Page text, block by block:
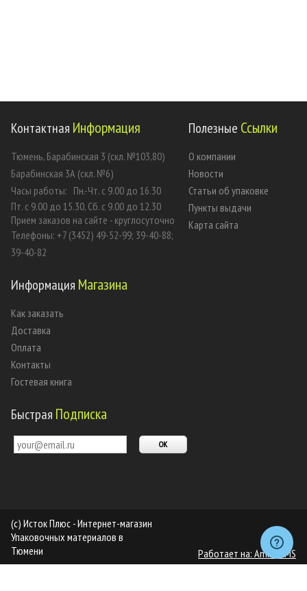
Контактная Информация
Тюмень, Барабинская 3 (скл. №103,80)
Барабинская 3А (скл. №6)
Часы работы: Пн.-Чт. с 9.00 до 16.30
Пт. с 9.00 до 15.30, Сб. с 9.00 до 12.30
Прием заказов на сайте - круглосуточно
Телефоны: +7 (3452) 49-52-99; 39-40-88;
39-40-82
Полезные Ссылки
О компании
Новости
Статьи об упаковке
Пункты выдачи
Карта сайта
Информация Магазина
Как заказать
Доставка
Оплата
Контакты
Гостевая книга
Быстрая Подписка
(c) Исток Плюс - Интернет-магазин
Упаковочных материалов в
Тюмени
Работает на: Amiro CMS